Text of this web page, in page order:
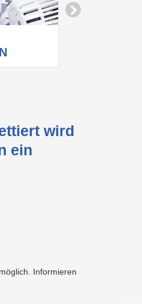
wird
ein
Informieren